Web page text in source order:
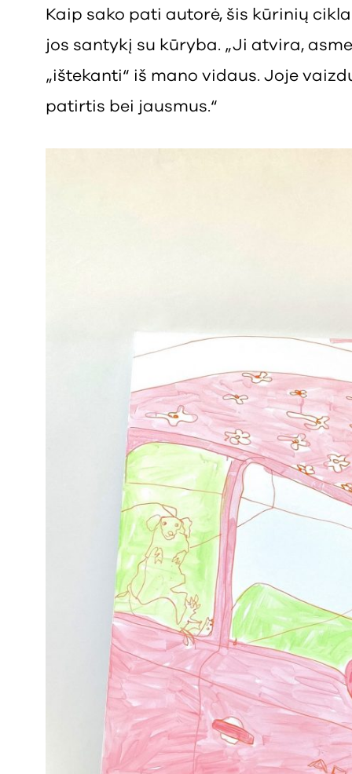
Kaip sako pati autorė, šis kūrinių
jos santykį su kūryba. „Ji atvira,
„ištekanti“ iš mano vidaus. Joje
patirtis bei jausmus.“